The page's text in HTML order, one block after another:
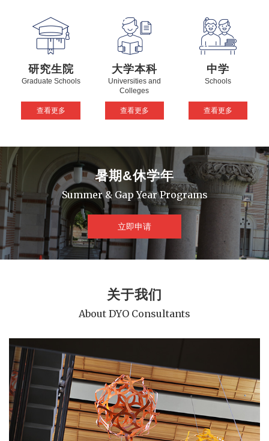
研究生院
Graduate Schools
查看更多
大学本科
Universities and
Colleges
查看更多
中学
Schools
查看更多
暑期&休学年
Summer & Gap Year Programs
立即申请
关于我们
About DYO Consultants